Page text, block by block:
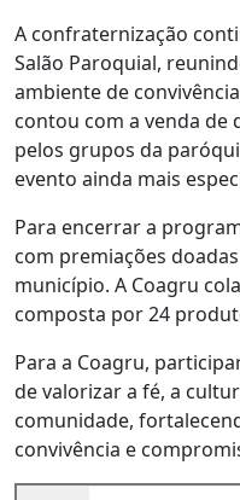
A confraternização
Salão Paroquial,
ambiente de
contou com a venda de
pelos grupos da
evento ainda mais
Para encerrar a
com premiações
município. A Coagru
composta por 24
Para a Coagru,
de valorizar a fé, a
comunidade,
convivência e